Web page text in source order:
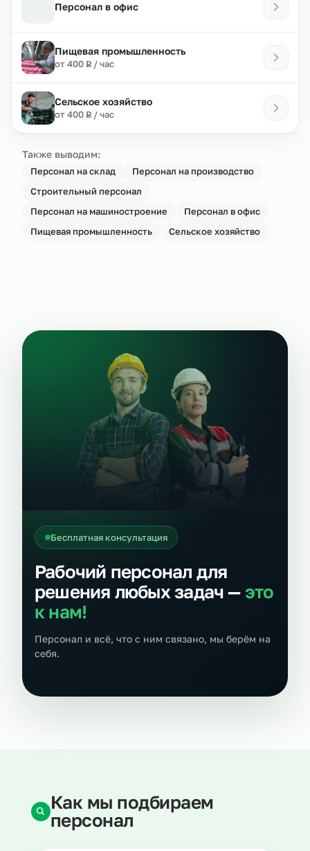
Персонал в офис
Пищевая промышленность
от 400 ₽
Р / час
Сельское хозяйство
от 400 ₽
Р / час
Также выводим:
Персонал на склад
Персонал на производство
Строительный персонал
Персонал на машиностроение
Персонал в офис
Пищевая промышленность
Сельское хозяйство
Как мы подбираем
персонал
Бесплатная консультация
Рабочий персонал для
решения любых задач — это
к нам!
Персонал и всё, что с ним связано, мы берём на
себя.